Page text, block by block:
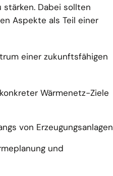
Dabei sollten
Aspekte als Teil einer
einer zukunftsfähigen
Wärmenetz-Ziele
von Erzeugungsanlagen
und